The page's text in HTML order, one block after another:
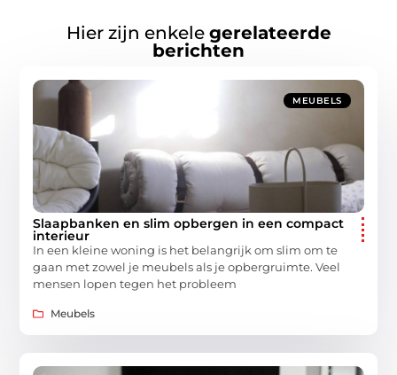
Hier zijn enkele gerelateerde
berichten
MEUBELS
Slaapbanken en slim opbergen in een compact
interieur
In een kleine woning is het belangrijk om slim om te
gaan met zowel je meubels als je opbergruimte. Veel
mensen lopen tegen het probleem
Meubels